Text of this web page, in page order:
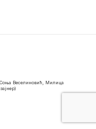
Веселиновић, Милица